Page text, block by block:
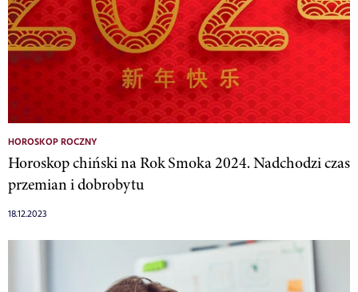
HOROSKOP ROCZNY
Horoskop chiński na Rok Smoka 2024. Nadchodzi czas
przemian i dobrobytu
18.12.2023